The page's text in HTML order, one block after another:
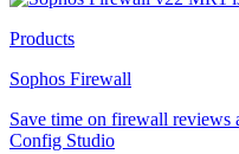
Products
Sophos Firewall
Save time on firewall
Config Studio